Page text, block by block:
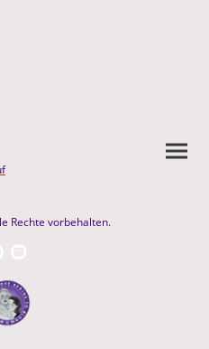
Rechte vorbehalten.